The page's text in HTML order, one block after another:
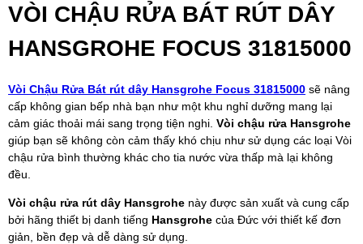
VÒI CHẬU RỬA BÁT RÚT DÂY
HANSGROHE FOCUS 31815000
Vòi Chậu Rửa Bát rút dây Hansgrohe Focus 31815000 sẽ nâng
cấp không gian bếp nhà bạn như một khu nghỉ dưỡng mang lại
cảm giác thoải mái sang trọng tiện nghi. Vòi chậu rửa Hansgrohe
giúp bạn sẽ không còn cảm thấy khó chịu như sử dụng các loại Vòi
chậu rửa bình thường khác cho tia nước vừa thấp mà lại không
đều.
Vòi chậu rửa rút dây Hansgrohe này được sản xuất và cung cấp
bởi hãng thiết bị danh tiếng Hansgrohe của Đức với thiết kế đơn
giản, bền đẹp và dễ dàng sử dụng.